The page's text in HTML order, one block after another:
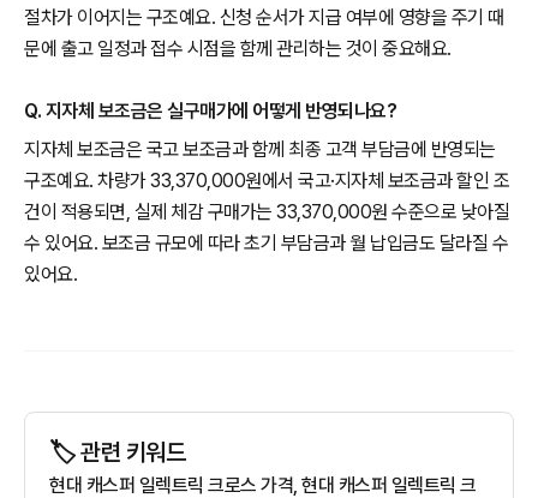
절차가 이어지는 구조예요. 신청 순서가 지급 여부에 영향을 주기 때
문에 출고 일정과 접수 시점을 함께 관리하는 것이 중요해요.
Q. 지자체 보조금은 실구매가에 어떻게 반영되나요?
지자체 보조금은 국고 보조금과 함께 최종 고객 부담금에 반영되는
구조예요. 차량가 33,370,000원에서 국고·지자체 보조금과 할인 조
건이 적용되면, 실제 체감 구매가는 33,370,000원 수준으로 낮아질
수 있어요. 보조금 규모에 따라 초기 부담금과 월 납입금도 달라질 수
있어요.
🏷️ 관련 키워드
현대 캐스퍼 일렉트릭 크로스 가격, 현대 캐스퍼 일렉트릭 크